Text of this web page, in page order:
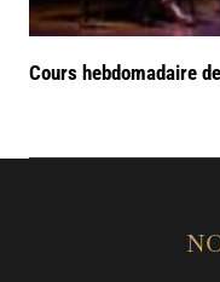
Cours hebdomadaire